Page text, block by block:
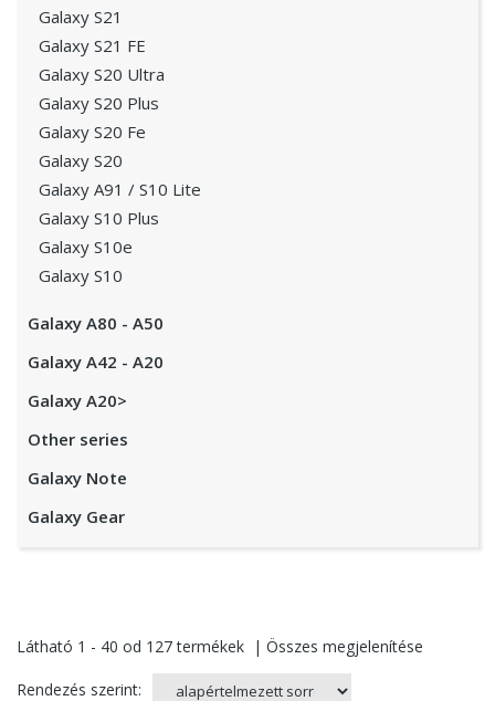
Galaxy S21
Galaxy S21 FE
Galaxy S20 Ultra
Galaxy S20 Plus
Galaxy S20 Fe
Galaxy S20
Galaxy A91 / S10 Lite
Galaxy S10 Plus
Galaxy S10e
Galaxy S10
Galaxy A80 - A50
Galaxy A42 - A20
Galaxy A20>
Other series
Galaxy Note
Galaxy Gear
Látható 1 - 40 od 127termékek | Összes megjelenítése
Rendezés szerint: